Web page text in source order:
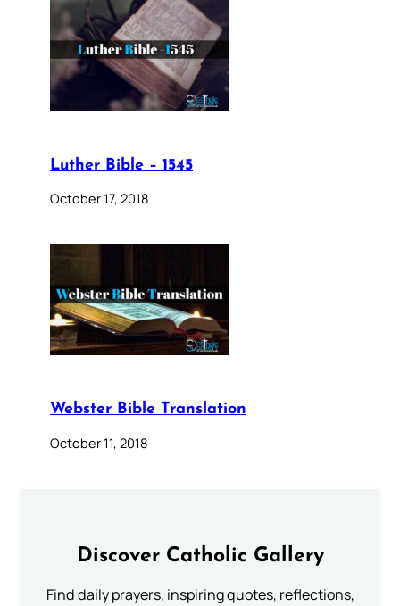
Luther Bible – 1545
October 17, 2018
Webster Bible Translation
October 11, 2018
Discover Catholic Gallery
Find daily prayers, inspiring quotes, reflections,